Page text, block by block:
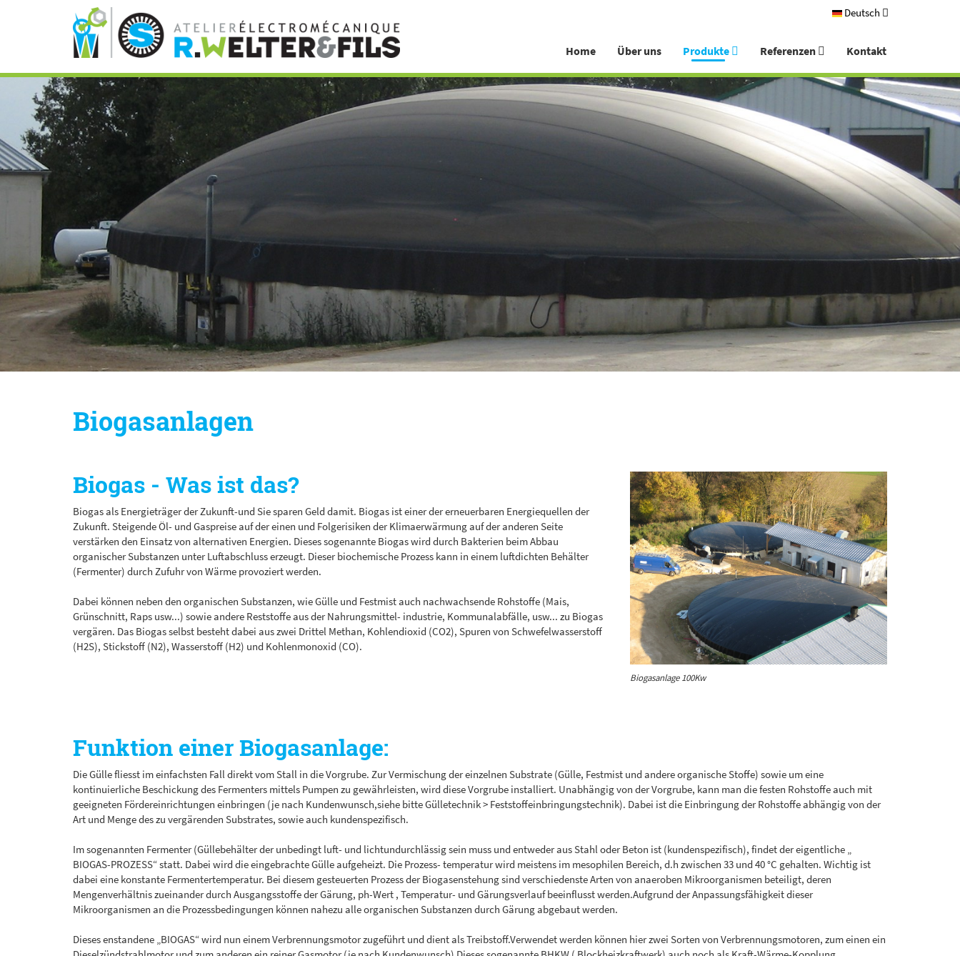
Deutsch
Home Über uns Produkte Referenzen Kontakt
Biogasanlagen
Biogas - Was ist das?
Biogas als Energieträger der Zukunft-und Sie sparen Geld damit. Biogas ist einer der erneuerbaren Energiequellen der
Zukunft. Steigende Öl- und Gaspreise auf der einen und Folgerisiken der Klimaerwärmung auf der anderen Seite
verstärken den Einsatz von alternativen Energien. Dieses sogenannte Biogas wird durch Bakterien beim Abbau
organischer Substanzen unter Luftabschluss erzeugt. Dieser biochemische Prozess kann in einem luftdichten Behälter
(Fermenter) durch Zufuhr von Wärme provoziert werden.
Dabei können neben den organischen Substanzen, wie Gülle und Festmist auch nachwachsende Rohstoffe (Mais,
Grünschnitt, Raps usw...) sowie andere Reststoffe aus der Nahrungsmittel- industrie, Kommunalabfälle, usw... zu Biogas
vergären. Das Biogas selbst besteht dabei aus zwei Drittel Methan, Kohlendioxid (CO2), Spuren von Schwefelwasserstoff
(H2S), Stickstoff (N2), Wasserstoff (H2) und Kohlenmonoxid (CO).
Biogasanlage 100Kw
Funktion einer Biogasanlage:
Die Gülle fliesst im einfachsten Fall direkt vom Stall in die Vorgrube. Zur Vermischung der einzelnen Substrate (Gülle, Festmist und andere organische Stoffe) sowie um eine
kontinuierliche Beschickung des Fermenters mittels Pumpen zu gewährleisten, wird diese Vorgrube installiert. Unabhängig von der Vorgrube, kann man die festen Rohstoffe auch mit
geeigneten Fördereinrichtungen einbringen (je nach Kundenwunsch,siehe bitte Gülletechnik > Feststoffeinbringungstechnik). Dabei ist die Einbringung der Rohstoffe abhängig von der
Art und Menge des zu vergärenden Substrates, sowie auch kundenspezifisch.
Im sogenannten Fermenter (Güllebehälter der unbedingt luft- und lichtundurchlässig sein muss und entweder aus Stahl oder Beton ist (kundenspezifisch), findet der eigentliche „
BIOGAS-PROZESS“ statt. Dabei wird die eingebrachte Gülle aufgeheizt. Die Prozess- temperatur wird meistens im mesophilen Bereich, d.h zwischen 33 und 40 °C gehalten. Wichtig ist
dabei eine konstante Fermentertemperatur. Bei diesem gesteuerten Prozess der Biogasenstehung sind verschiedenste Arten von anaeroben Mikroorganismen beteiligt, deren
Mengenverhältnis zueinander durch Ausgangsstoffe der Gärung, ph-Wert , Temperatur- und Gärungsverlauf beeinflusst werden.Aufgrund der Anpassungsfähigkeit dieser
Mikroorganismen an die Prozessbedingungen können nahezu alle organischen Substanzen durch Gärung abgebaut werden.
Dieses enstandene „BIOGAS“ wird nun einem Verbrennungsmotor zugeführt und dient als Treibstoff.Verwendet werden können hier zwei Sorten von Verbrennungsmotoren, zum einen ein